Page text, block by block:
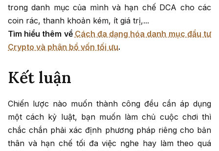
trong danh mục của mình và hạn chế DCA cho các
coin rác, thanh khoản kém, ít giá trị,...
Tìm hiểu thêm về Cách đa dạng hóa danh mục đầu tư
Crypto và phân bổ vốn tối ưu.
Kết luận
Chiến lược nào muốn thành công đều cần áp dụng
một cách kỷ luật, bạn muốn làm chủ cuộc chơi thì
chắc chắn phải xác định phương pháp riêng cho bản
thân và hạn chế tối đa việc nghe hay làm theo quá